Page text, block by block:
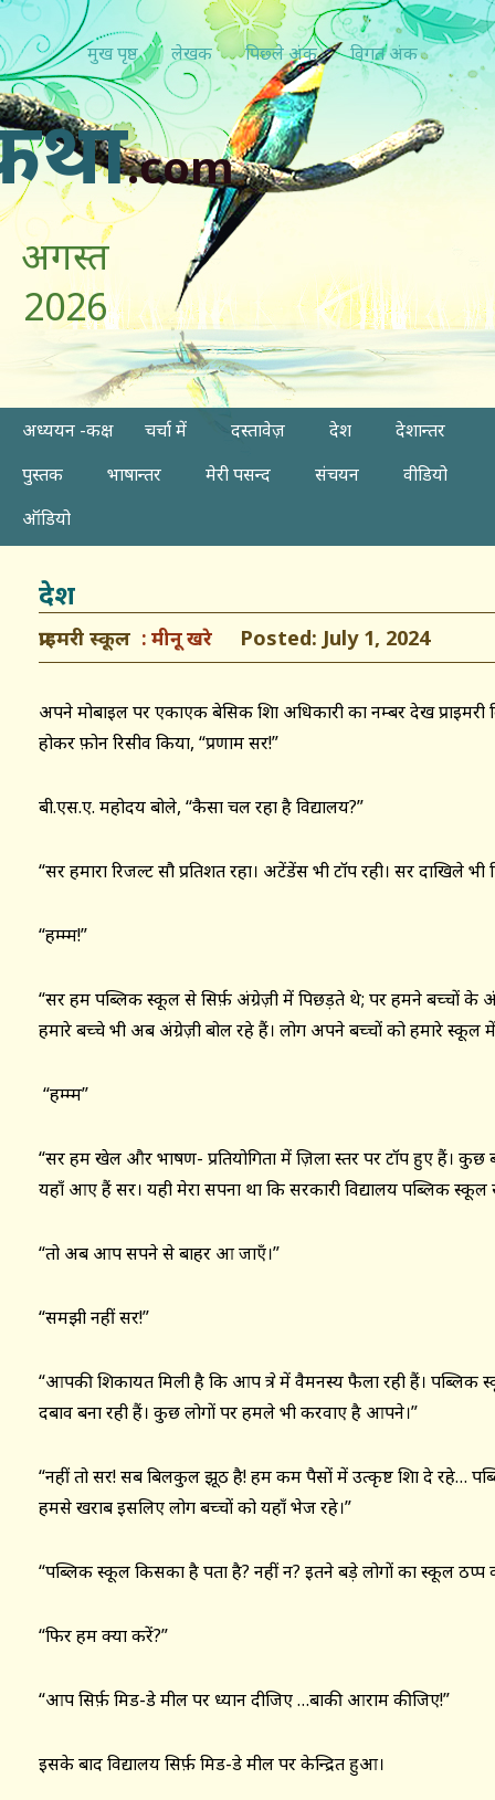
मुख पृष्ठ लेखक पिछ्ले अंक विगत अंक
.com
अगस्त
2026
अध्ययन -कक्ष चर्चा में दस्तावेज़ देश
देशान्तर
पुस्तक
भाषान्तर मेरी पसन्द संचयन
वीडियो
ऑडियो
देश
प्राइमरी स्कूल मीनू खरे Posted: July 1, 2024
अपने मोबाइल पर एकाएक बेसिक शिक्षा अधिकारी का नम्बर देख प्राइमरी
होकर फ़ोन रिसीव किया, “प्रणाम सर!”
बी.एस.ए. महोदय बोले, ‘‘कैसा चल रहा है विद्यालय?”
“सर हमारा रिजल्ट सौ प्रतिशत रहा। अटेंडेंस भी टॉप रही। सर दाखिले
“हम्म्म!”
“सर हम पब्लिक स्कूल से सिर्फ़ अंग्रेज़ी में पिछड़ते थे; पर हमने बच्चों के
हमारे बच्चे भी अब अंग्रेज़ी बोल रहे हैं। लोग अपने बच्चों को हमारे स्कूल
“हम्म्म”
“सर हम खेल और भाषण- प्रतियोगिता में ज़िला स्तर पर टॉप हुए हैं।
यहाँ आए हैं सर। यही मेरा सपना था कि सरकारी विद्यालय पब्लिक स्कूल
“तो अब आप सपने से बाहर आ जाएँ।”
“समझी नहीं सर!”
“आपकी शिकायत मिली है कि आप क्षेत्र में वैमनस्य फैला रही हैं।
दबाव बना रही हैं। कुछ लोगों पर हमले भी करवाए है आपने।”
“नहीं तो सर! सब बिलकुल झूठ है! हम कम पैसों में उत्कृष्ट शिक्षा दे रहे…
हमसे खराब इसलिए लोग बच्चों को यहाँ भेज रहे।”
“पब्लिक स्कूल किसका है पता है? नहीं न? इतने बड़े लोगों का स्कूल
“फिर हम क्या करें?”
“आप सिर्फ़ मिड-डे मील पर ध्यान दीजिए …बाकी आराम कीजिए!”
इसके बाद विद्यालय सिर्फ़ मिड-डे मील पर केन्द्रित हुआ।